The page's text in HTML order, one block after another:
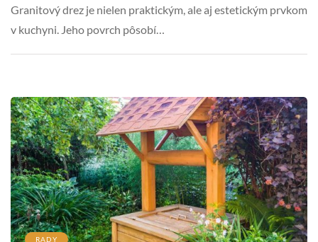
Granitový drez je nielen praktickým, ale aj estetickým prvkom
v kuchyni. Jeho povrch pôsobí…
RADY